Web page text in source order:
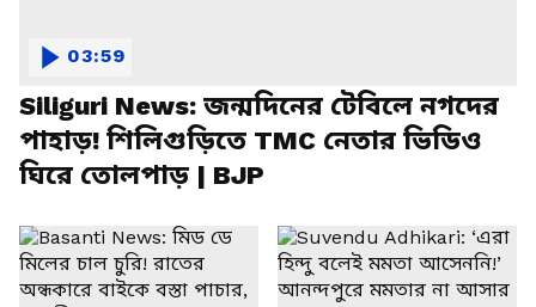
Siliguri News: জন্মদিনের টেবিলে নগদের
পাহাড়! শিলিগুড়িতে TMC নেতার ভিডিও
ঘিরে তোলপাড় | BJP
03:59